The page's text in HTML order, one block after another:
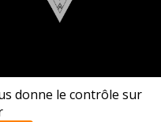
donne le contrôle sur